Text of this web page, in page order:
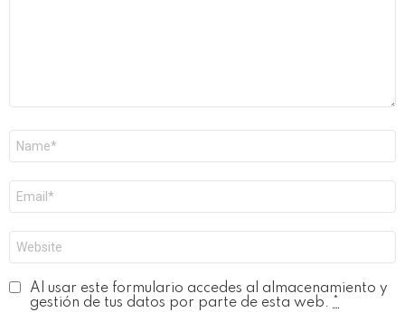
electrónico
*
Al usar este formulario accedes al almacenamiento y
gestión de tus datos por parte de esta web.